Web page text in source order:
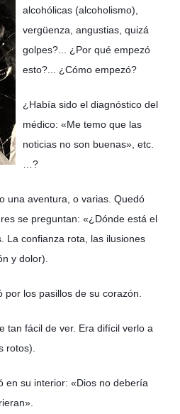
alcohólicas (alcoholismo),
vergüenza, angustias, quizá
golpes?... ¿Por qué empezó
esto?... ¿Cómo empezó?
¿Había sido el diagnóstico del
médico: «Me temo que las
noticias no son buenas», etc.
…?
una aventura, o varias. Quedó
se preguntan: «¿Dónde está el
La confianza rota, las ilusiones
y dolor).
por los pasillos de su corazón.
tan fácil de ver. Era difícil verlo a
rotos).
en su interior: «Dios no debería